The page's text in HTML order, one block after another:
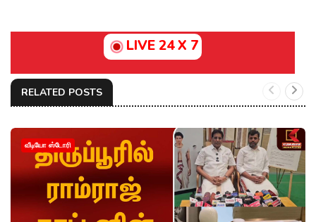
LIVE 24 X 7
RELATED POSTS
வீடியோ ஸ்டோரி